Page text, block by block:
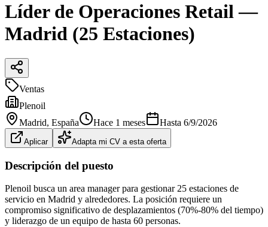
Líder de Operaciones Retail —
Madrid (25 Estaciones)
Ventas
Plenoil
Madrid, España Hace 1 meses Hasta 6/9/2026
Aplicar Adapta mi CV a esta oferta
Descripción del puesto
Plenoil busca un area manager para gestionar 25 estaciones de
servicio en Madrid y alrededores. La posición requiere un
compromiso significativo de desplazamientos (70%-80% del tiempo)
y liderazgo de un equipo de hasta 60 personas.